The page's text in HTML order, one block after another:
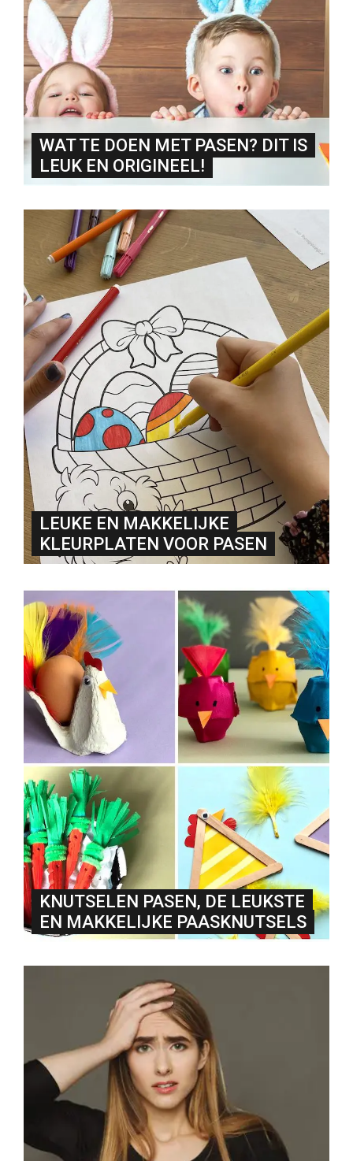
WAT TE DOEN MET PASEN? DIT IS
LEUK EN ORIGINEEL!
LEUKE EN MAKKELIJKE
KLEURPLATEN VOOR PASEN
KNUTSELEN PASEN, DE LEUKSTE
EN MAKKELIJKE PAASKNUTSELS